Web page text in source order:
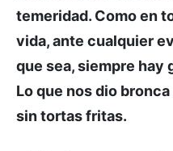
temeridad. Como en
vida, ante cualquier
que sea, siempre hay
Lo que nos dio
sin tortas fritas.